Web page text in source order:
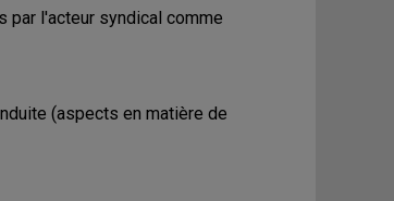
l'acteur syndical comme
(aspects en matière de